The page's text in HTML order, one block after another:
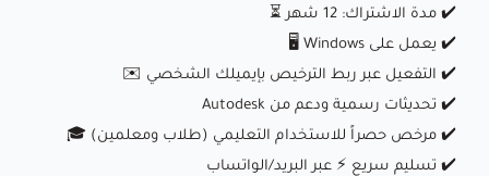
✔️ مدة الاشتراك: 12 شهر ⏳
✔️ يعمل على Windows 🖥️
✔️ التفعيل عبر ربط الترخيص بإيميلك الشخصي ✉️
✔️ تحديثات رسمية ودعم من Autodesk
✔️ مرخص حصراً للاستخدام التعليمي (طلاب ومعلمين) 🎓
✔️ تسليم سريع ⚡ عبر البريد/الواتساب